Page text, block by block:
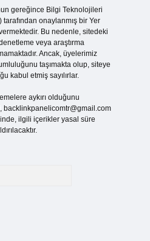
gereğince Bilgi Teknolojileri
onaylanmış bir Yer
Bu nedenle, sitedeki
veya araştırma
Ancak, üyelerimiz
taşımakta olup, siteye
kabul etmiş sayılırlar.
aykırı olduğunu
backlinkpanelicomtr@gmail.com
ilgili içerikler yasal süre